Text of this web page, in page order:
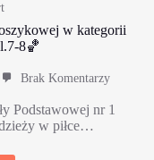
w kategorii
8🏀
Brak Komentarzy
Podstawowej nr 1
w piłce…